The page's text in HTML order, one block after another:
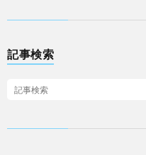
記事検索